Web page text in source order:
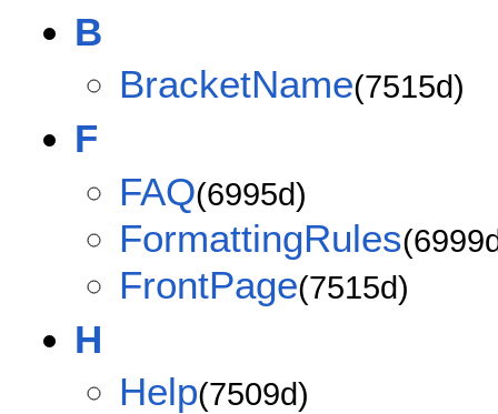
B
BracketName(7515d)
F
FAQ(6995d)
FormattingRules
FrontPage(7515d)
H
Help(7509d)